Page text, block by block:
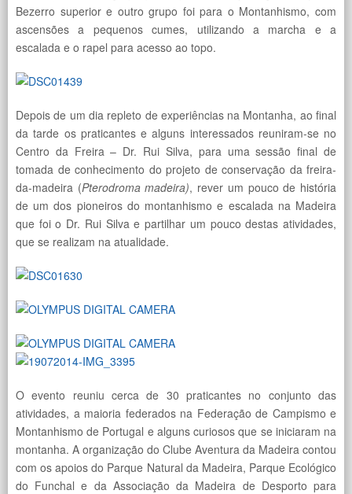
Bezerro superior e outro grupo foi para o Montanhismo, com
ascensões a pequenos cumes, utilizando a marcha e a
escalada e o rapel para acesso ao topo.
Depois de um dia repleto de experiências na Montanha, ao final
da tarde os praticantes e alguns interessados reuniram-se no
Centro da Freira – Dr. Rui Silva, para uma sessão final de
tomada de conhecimento do projeto de conservação da freira-
da-madeira (Pterodroma madeira), rever um pouco de história
de um dos pioneiros do montanhismo e escalada na Madeira
que foi o Dr. Rui Silva e partilhar um pouco destas atividades,
que se realizam na atualidade.
O evento reuniu cerca de 30 praticantes no conjunto das
atividades, a maioria federados na Federação de Campismo e
Montanhismo de Portugal e alguns curiosos que se iniciaram na
montanha. A organização do Clube Aventura da Madeira contou
com os apoios do Parque Natural da Madeira, Parque Ecológico
do Funchal e da Associação da Madeira de Desporto para